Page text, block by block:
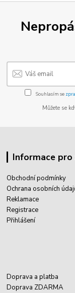
Souhlasím se
Můžete se
Informace pro
Obchodní podmínky
Ochrana osobních
Reklamace
Registrace
Přihlášení
Doprava a platba
Doprava ZDARMA